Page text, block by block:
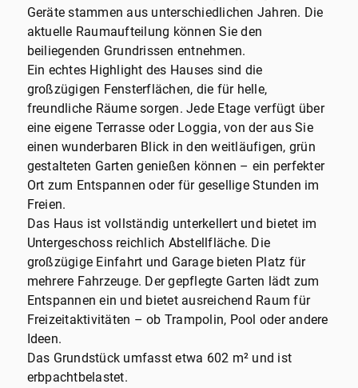
Geräte stammen aus unterschiedlichen Jahren. Die
aktuelle Raumaufteilung können Sie den
beiliegenden Grundrissen entnehmen.
Ein echtes Highlight des Hauses sind die
großzügigen Fensterflächen, die für helle,
freundliche Räume sorgen. Jede Etage verfügt über
eine eigene Terrasse oder Loggia, von der aus Sie
einen wunderbaren Blick in den weitläufigen, grün
gestalteten Garten genießen können – ein perfekter
Ort zum Entspannen oder für gesellige Stunden im
Freien.
Das Haus ist vollständig unterkellert und bietet im
Untergeschoss reichlich Abstellfläche. Die
großzügige Einfahrt und Garage bieten Platz für
mehrere Fahrzeuge. Der gepflegte Garten lädt zum
Entspannen ein und bietet ausreichend Raum für
Freizeitaktivitäten – ob Trampolin, Pool oder andere
Ideen.
Das Grundstück umfasst etwa 602 m² und ist
erbpachtbelastet.